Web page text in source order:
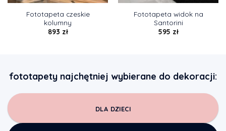
Fototapeta czeskie
kolumny
893 zł
Fototapeta widok na
Santorini
595 zł
fototapety najchętniej wybierane do dekoracji:
DLA DZIECI